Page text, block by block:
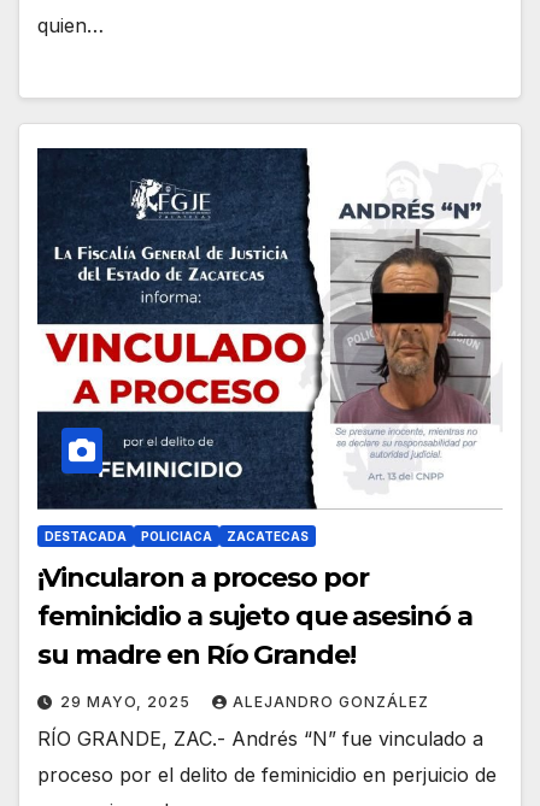
quien…
DESTACADA POLICIACA ZACATECAS
¡Vincularon a proceso por
feminicidio a sujeto que asesinó a
su madre en Río Grande!
29 MAYO, 2025 ALEJANDRO GONZÁLEZ
RÍO GRANDE, ZAC.- Andrés “N” fue vinculado a
proceso por el delito de feminicidio en perjuicio de